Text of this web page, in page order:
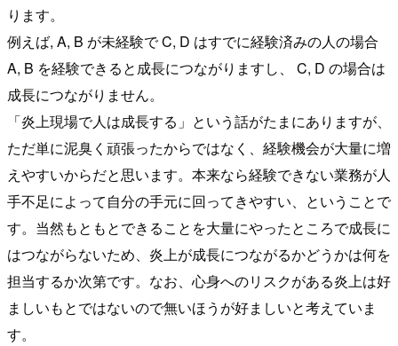
ります。
例えば, A, B が未経験で C, D はすでに経験済みの人の場合
A, B を経験できると成長につながりますし、 C, D の場合は
成長につながりません。
「炎上現場で人は成長する」という話がたまにありますが、
ただ単に泥臭く頑張ったからではなく、経験機会が大量に増
えやすいからだと思います。本来なら経験できない業務が人
手不足によって自分の手元に回ってきやすい、ということで
す。当然もともとできることを大量にやったところで成長に
はつながらないため、炎上が成長につながるかどうかは何を
担当するか次第です。なお、心身へのリスクがある炎上は好
ましいもとではないので無いほうが好ましいと考えていま
す。